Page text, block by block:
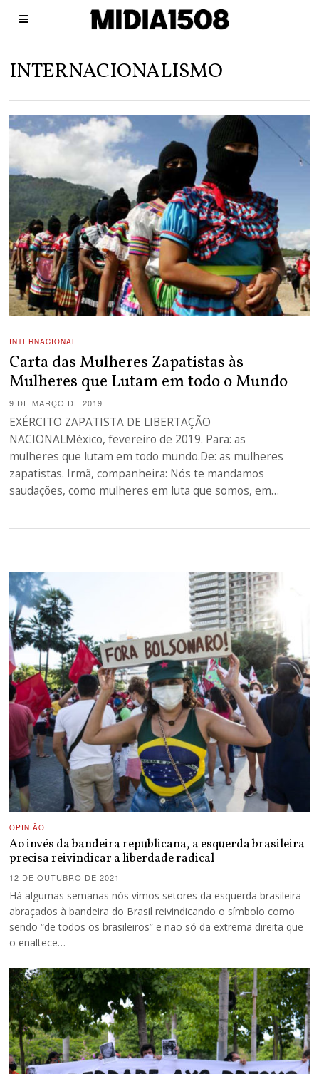
INTERNACIONALISMO
INTERNACIONAL
Carta das Mulheres Zapatistas às
Mulheres que Lutam em todo o Mundo
9 DE MARÇO DE 2019
EXÉRCITO ZAPATISTA DE LIBERTAÇÃO
NACIONALMéxico, fevereiro de 2019. Para: as
mulheres que lutam em todo mundo.De: as mulheres
zapatistas. Irmã, companheira: Nós te mandamos
saudações, como mulheres em luta que somos, em…
OPINIÃO
Ao invés da bandeira republicana, a esquerda brasileira
precisa reivindicar a liberdade radical
12 DE OUTUBRO DE 2021
Há algumas semanas nós vimos setores da esquerda brasileira
abraçados à bandeira do Brasil reivindicando o símbolo como
sendo “de todos os brasileiros” e não só da extrema direita que
o enaltece…